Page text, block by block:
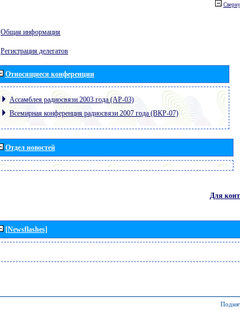
Общая информация
Регистрация делегатов
Относящиеся конференции
Ассамблея радиосвязи 2003 года (АР-03)
Всемирная конференция радиосвязи 2007 года (ВКР-07)
Отдел новостей
Для
[Newsflashes]